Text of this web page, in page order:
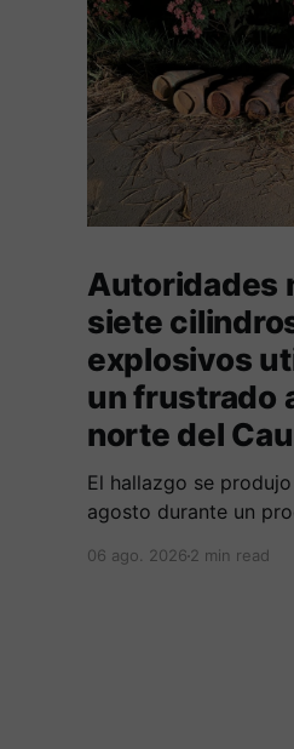
Autoridades
siete
explosivos
un frustrado
norte del
El hallazgo se
agosto durante un
peaje de Villa Rica.
06 ago. 2026 2 min read